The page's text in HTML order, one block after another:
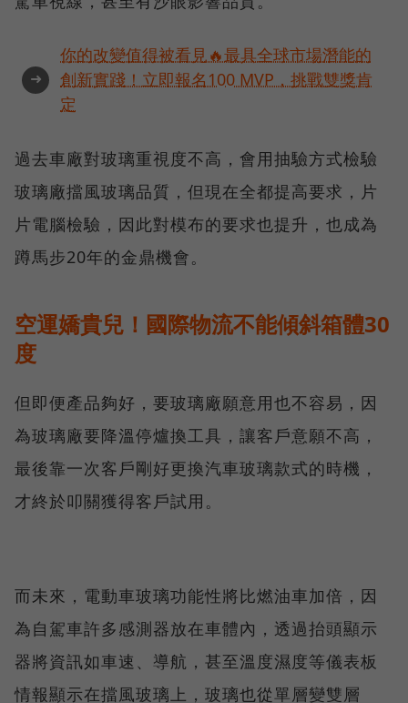
➜
你的改變值得被看見🔥最具全球市場潛能的
創新實踐！立即報名100 MVP，挑戰雙獎肯
定
過去車廠對玻璃重視度不高，會用抽驗方式檢驗
玻璃廠擋風玻璃品質，但現在全都提高要求，片
片電腦檢驗，因此對模布的要求也提升，也成為
蹲馬步20年的金鼎機會。
空運嬌貴兒！國際物流不能傾斜箱體30
度
但即便產品夠好，要玻璃廠願意用也不容易，因
為玻璃廠要降溫停爐換工具，讓客戶意願不高，
最後靠一次客戶剛好更換汽車玻璃款式的時機，
才終於叩關獲得客戶試用。
而未來，電動車玻璃功能性將比燃油車加倍，因
為自駕車許多感測器放在車體內，透過抬頭顯示
器將資訊如車速、導航，甚至溫度濕度等儀表板
情報顯示在擋風玻璃上，玻璃也從單層變雙層